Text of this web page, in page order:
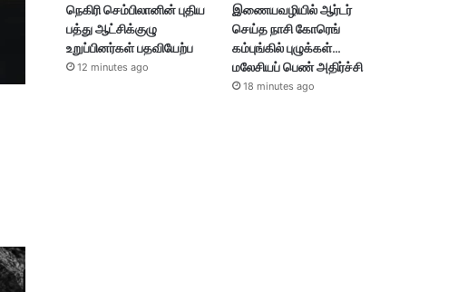
நெகிரி செம்பிலானின் புதிய
பத்து ஆட்சிக்குழு
உறுப்பினர்கள் பதவியேற்ப
12 minutes ago
இணையவழியில் ஆர்டர்
செய்த நாசி கோரெங்
கம்புங்கில் புழுக்கள்…
மலேசியப் பெண் அதிர்ச்சி
18 minutes ago